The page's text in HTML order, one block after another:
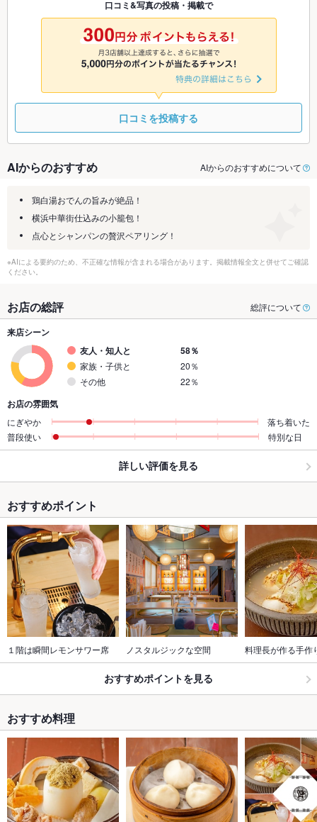
◎ ◎ ◎
9/5
◎ ◎ ◎ ◎
口コミ&写真の投稿・掲載で
口コミを投稿する
AIからのおすすめ AIからのおすすめについて
鶏白湯おでんの旨みが絶品！
横浜中華街仕込みの小籠包！
点心とシャンパンの贅沢ペアリング！
※AIによる要約のため、不正確な情報が含まれる場合があります。掲載情報全文と併せてご確認
ください。
お店の総評 総評について
来店シーン
友人・知人と
58％
家族・子供と
20％
その他
22％
お店の雰囲気
にぎやか
落ち着いた
普段使い
特別な日
詳しい評価を見る
おすすめポイント
１階は瞬間レモンサワー席 ノスタルジックな空間 料理長が作る手作
おすすめポイントを見る
おすすめ料理